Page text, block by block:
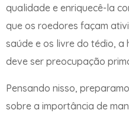
qualidade e enriquecê-la
que os roedores façam
saúde e os livre do tédio, a
deve ser preocupação
Pensando nisso,
sobre a importância de